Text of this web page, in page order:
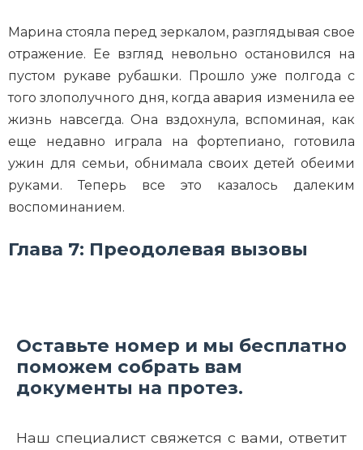
Марина стояла перед зеркалом, разглядывая свое
отражение. Ее взгляд невольно остановился на
пустом рукаве рубашки. Прошло уже полгода с
того злополучного дня, когда авария изменила ее
жизнь навсегда. Она вздохнула, вспоминая, как
еще недавно играла на фортепиано, готовила
ужин для семьи, обнимала своих детей обеими
руками. Теперь все это казалось далеким
воспоминанием.
Глава 7: Преодолевая вызовы
Оставьте номер и мы бесплатно
поможем собрать вам
документы на протез.
Наш специалист свяжется с вами, ответит